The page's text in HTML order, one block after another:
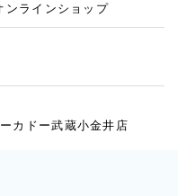
ンラインショップ
カドー武蔵小金井店